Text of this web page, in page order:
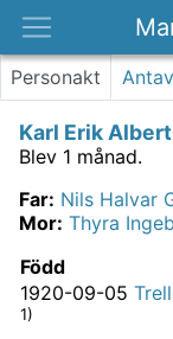
Platser
Om
Kontakt
Personakt
Karl Erik
Blev 1 månad.
Far: Nils Halvar
Mor: Thyra
Född
1920-09-05
1)